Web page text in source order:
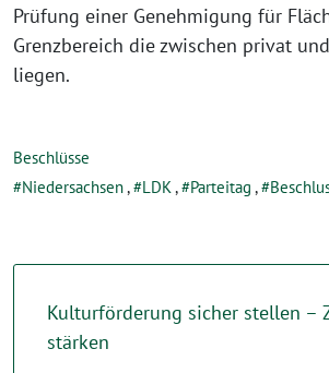
Prüfung einer Genehmigung für
Grenzbereich die zwischen privat
liegen.
Beschlüsse
Niedersachsen, LDK, Parteitag ,
Kulturförderung sicher stellen –
stärken